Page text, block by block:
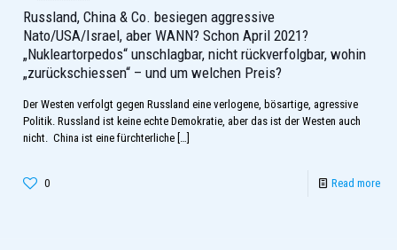
Russland, China & Co. besiegen aggressive
Nato/USA/Israel, aber WANN? Schon April 2021?
„Nukleartorpedos“ unschlagbar, nicht rückverfolgbar, wohin
„zurückschiessen“ – und um welchen Preis?
Der Westen verfolgt gegen Russland eine verlogene, bösartige, agressive
Politik. Russland ist keine echte Demokratie, aber das ist der Westen auch
nicht. China ist eine fürchterliche […]
0 Read more